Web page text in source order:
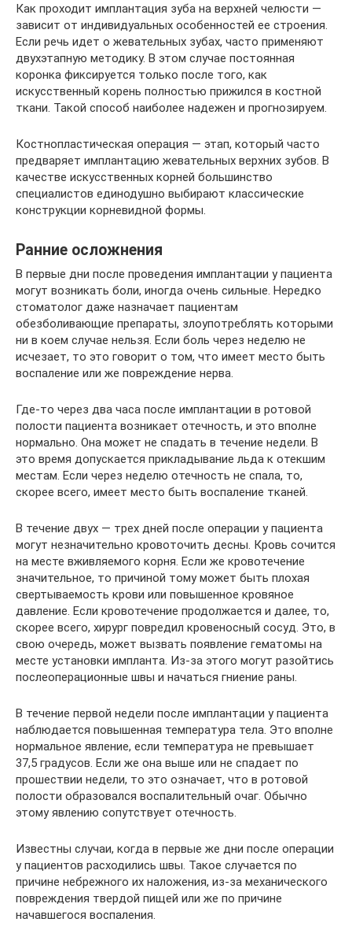
Как проходит имплантация зуба на верхней челюсти —
зависит от индивидуальных особенностей ее строения.
Если речь идет о жевательных зубах, часто применяют
двухэтапную методику. В этом случае постоянная
коронка фиксируется только после того, как
искусственный корень полностью прижился в костной
ткани. Такой способ наиболее надежен и прогнозируем.
Костнопластическая операция — этап, который часто
предваряет имплантацию жевательных верхних зубов. В
качестве искусственных корней большинство
специалистов единодушно выбирают классические
конструкции корневидной формы.
Ранние осложнения
В первые дни после проведения имплантации у пациента
могут возникать боли, иногда очень сильные. Нередко
стоматолог даже назначает пациентам
обезболивающие препараты, злоупотреблять которыми
ни в коем случае нельзя. Если боль через неделю не
исчезает, то это говорит о том, что имеет место быть
воспаление или же повреждение нерва.
Где-то через два часа после имплантации в ротовой
полости пациента возникает отечность, и это вполне
нормально. Она может не спадать в течение недели. В
это время допускается прикладывание льда к отекшим
местам. Если через неделю отечность не спала, то,
скорее всего, имеет место быть воспаление тканей.
В течение двух — трех дней после операции у пациента
могут незначительно кровоточить десны. Кровь сочится
на месте вживляемого корня. Если же кровотечение
значительное, то причиной тому может быть плохая
свертываемость крови или повышенное кровяное
давление. Если кровотечение продолжается и далее, то,
скорее всего, хирург повредил кровеносный сосуд. Это, в
свою очередь, может вызвать появление гематомы на
месте установки импланта. Из-за этого могут разойтись
послеоперационные швы и начаться гниение раны.
В течение первой недели после имплантации у пациента
наблюдается повышенная температура тела. Это вполне
нормальное явление, если температура не превышает
37,5 градусов. Если же она выше или не спадает по
прошествии недели, то это означает, что в ротовой
полости образовался воспалительный очаг. Обычно
этому явлению сопутствует отечность.
Известны случаи, когда в первые же дни после операции
у пациентов расходились швы. Такое случается по
причине небрежного их наложения, из-за механического
повреждения твердой пищей или же по причине
начавшегося воспаления.